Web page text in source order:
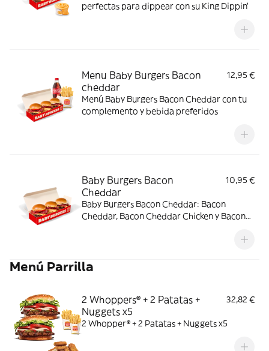
perfectas para dippear con su King Dippin’
Menu Baby Burgers Bacon
cheddar
12,95 €
Menú Baby Burgers Bacon Cheddar con tu
complemento y bebida preferidos
Baby Burgers Bacon
Cheddar
10,95 €
Baby Burgers Bacon Cheddar: Bacon
Cheddar, Bacon Cheddar Chicken y Bacon
Menú Parrilla
2 Whoppers® + 2 Patatas +
Nuggets x5
32,82 €
2 Whopper® + 2 Patatas + Nuggets x5